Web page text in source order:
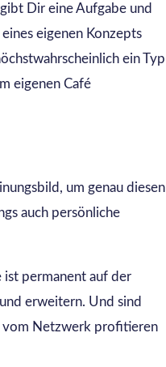
Dir eine Aufgabe und
eigenen Konzepts
ein Typ
eigenen Café
um genau diesen
auch persönliche
permanent auf der
erweitern. Und sind
vom Netzwerk profitieren